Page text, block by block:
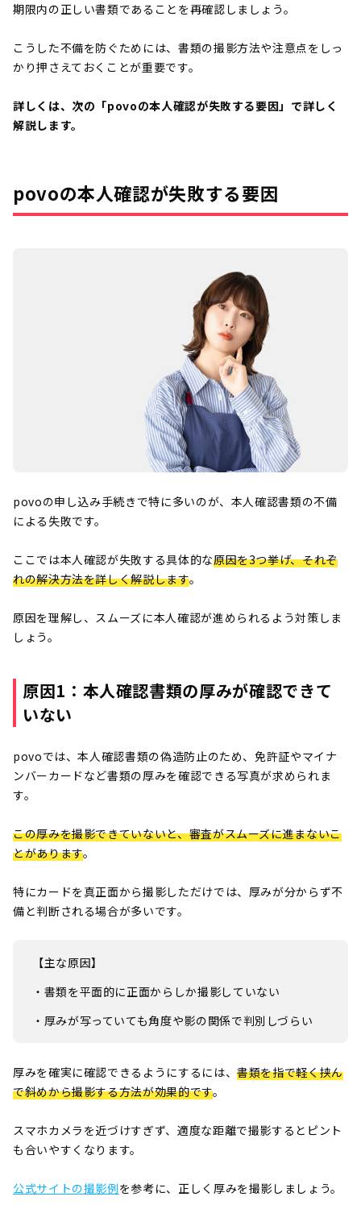
期限内の正しい書類であることを再確認しましょう。
こうした不備を防ぐためには、書類の撮影方法や注意点をしっ
かり押さえておくことが重要です。
詳しくは、次の「povoの本人確認が失敗する要因」で詳しく
解説します。
povoの本人確認が失敗する要因
povoの申し込み手続きで特に多いのが、本人確認書類の不備
による失敗です。
ここでは本人確認が失敗する具体的な原因を3つ挙げ、それぞ
れの解決方法を詳しく解説します。
原因を理解し、スムーズに本人確認が進められるよう対策しま
しょう。
原因1：本人確認書類の厚みが確認できて
いない
povoでは、本人確認書類の偽造防止のため、免許証やマイナ
ンバーカードなど書類の厚みを確認できる写真が求められま
す。
この厚みを撮影できていないと、審査がスムーズに進まないこ
とがあります。
特にカードを真正面から撮影しただけでは、厚みが分からず不
備と判断される場合が多いです。
【主な原因】
・書類を平面的に正面からしか撮影していない
・厚みが写っていても角度や影の関係で判別しづらい
厚みを確実に確認できるようにするには、書類を指で軽く挟ん
で斜めから撮影する方法が効果的です。
スマホカメラを近づけすぎず、適度な距離で撮影するとピント
も合いやすくなります。
公式サイトの撮影例を参考に、正しく厚みを撮影しましょう。